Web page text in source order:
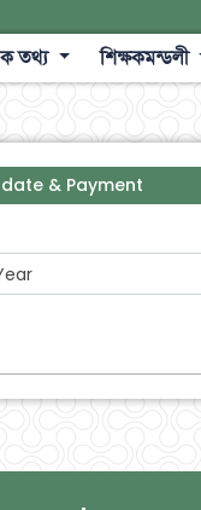
তথ্য শিক্ষকমন্ডলী
& Payment